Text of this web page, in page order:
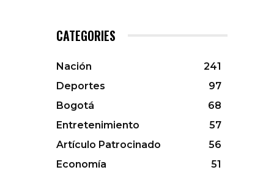
CATEGORIES
Nación
241
Deportes
97
Bogotá
68
Entretenimiento
57
Artículo Patrocinado
56
Economía
51